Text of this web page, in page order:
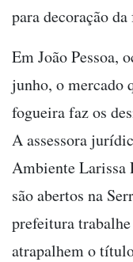
para decoração
Em João Pessoa,
junho, o mercado
fogueira faz os
A assessora
Ambiente Larissa
são abertos na
prefeitura
atrapalhem o